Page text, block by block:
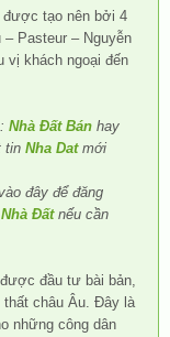
được tạo nên bởi 4
Pasteur – Nguyễn
vị khách ngoại đến
Nhà Đất Bán hay
tin Nha Dat mới
đây để đăng
Đấtnếu cần
đầu tư bài bản,
thất châu Âu. Đây là
những công dân